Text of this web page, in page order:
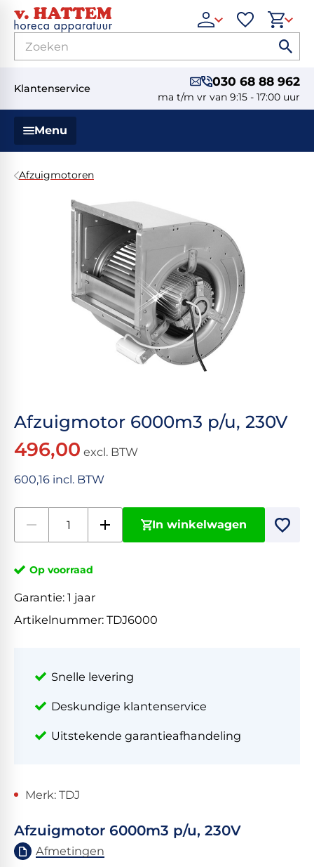
Klantenservice 030 68 88 962
ma t/m vr van 9:15 - 17:00 uur
Menu
Afzuigmotoren
Afzuigmotor 6000m3 p/u, 230V
496,00 excl. BTW
600,16 incl. BTW
In winkelwagen
Op voorraad
Garantie: 1 jaar
Artikelnummer: TDJ6000
Snelle levering
Deskundige klantenservice
Uitstekende garantieafhandeling
Merk: TDJ
Afzuigmotor 6000m3 p/u, 230V
Afmetingen